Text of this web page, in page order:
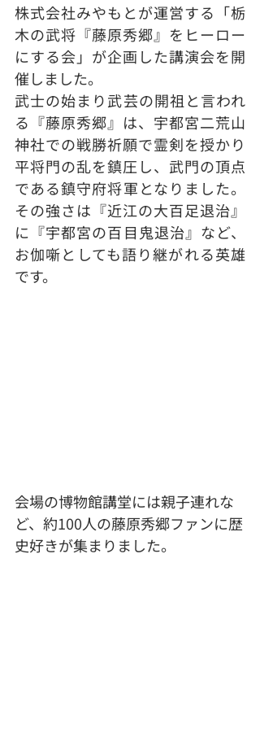
株式会社みやもとが運営する「栃
木の武将『藤原秀郷』をヒーロー
にする会」が企画した講演会を開
催しました。
武士の始まり武芸の開祖と言われ
る『藤原秀郷』は、宇都宮二荒山
神社での戦勝祈願で霊剣を授かり
平将門の乱を鎮圧し、武門の頂点
である鎮守府将軍となりました。
その強さは『近江の大百足退治』
に『宇都宮の百目鬼退治』など、
お伽噺としても語り継がれる英雄
です。
会場の博物館講堂には親子連れな
ど、約100人の藤原秀郷ファンに歴
史好きが集まりました。